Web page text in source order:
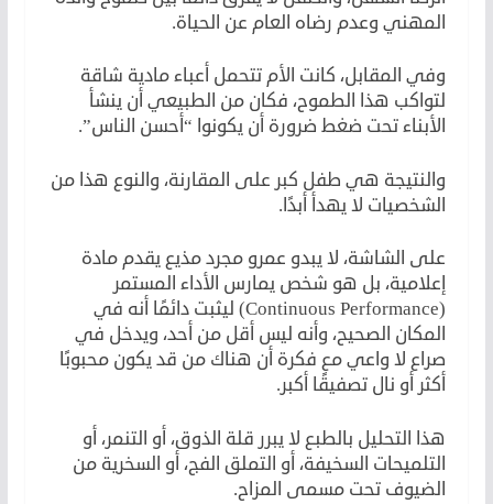
المهني وعدم رضاه العام عن الحياة.
وفي المقابل، كانت الأم تتحمل أعباء مادية شاقة
لتواكب هذا الطموح، فكان من الطبيعي أن ينشأ
الأبناء تحت ضغط ضرورة أن يكونوا “أحسن الناس”.
والنتيجة هي طفل كبر على المقارنة، والنوع هذا من
الشخصيات لا يهدأ أبدًا.
على الشاشة، لا يبدو عمرو مجرد مذيع يقدم مادة
إعلامية، بل هو شخص يمارس الأداء المستمر
(Continuous Performance) ليثبت دائمًا أنه في
المكان الصحيح، وأنه ليس أقل من أحد، ويدخل في
صراع لا واعي مع فكرة أن هناك من قد يكون محبوبًا
أكثر أو نال تصفيقًا أكبر.
هذا التحليل بالطبع لا يبرر قلة الذوق، أو التنمر، أو
التلميحات السخيفة، أو التملق الفج، أو السخرية من
الضيوف تحت مسمى المزاح.